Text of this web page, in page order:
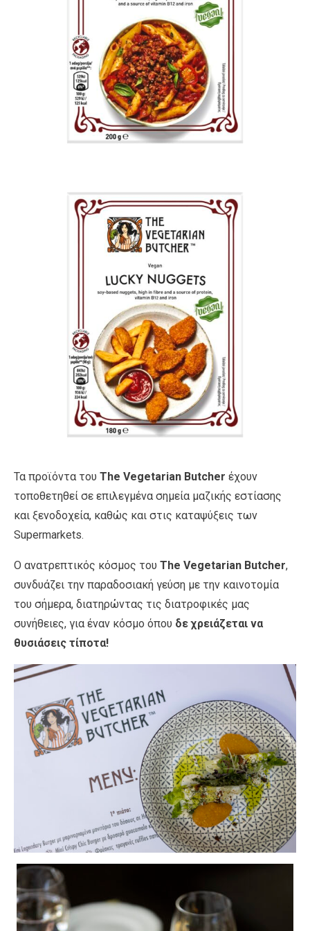
Τα προϊόντα του The Vegetarian Butcher έχουν
τοποθετηθεί σε επιλεγμένα σημεία μαζικής εστίασης
και ξενοδοχεία, καθώς και στις καταψύξεις των
Supermarkets.
Ο ανατρεπτικός κόσμος του The Vegetarian Butcher,
συνδυάζει την παραδοσιακή γεύση με την καινοτομία
του σήμερα, διατηρώντας τις διατροφικές μας
συνήθειες, για έναν κόσμο όπου δε χρειάζεται να
θυσιάσεις τίποτα!